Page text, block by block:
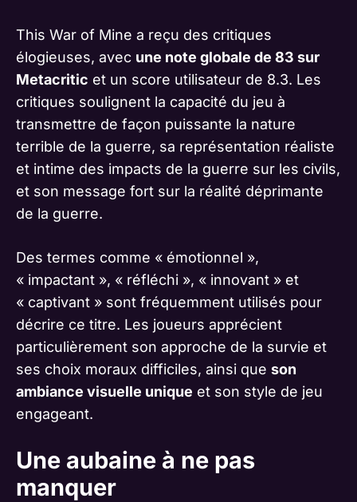
This War of Mine a reçu des critiques
élogieuses, avec une note globale de 83 sur
Metacritic et un score utilisateur de 8.3. Les
critiques soulignent la capacité du jeu à
transmettre de façon puissante la nature
terrible de la guerre, sa représentation réaliste
et intime des impacts de la guerre sur les civils,
et son message fort sur la réalité déprimante
de la guerre.
Des termes comme « émotionnel »,
« impactant », « réfléchi », « innovant » et
« captivant » sont fréquemment utilisés pour
décrire ce titre. Les joueurs apprécient
particulièrement son approche de la survie et
ses choix moraux difficiles, ainsi que son
ambiance visuelle unique et son style de jeu
engageant.
Une aubaine à ne pas
manquer